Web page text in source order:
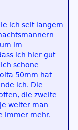
ich seit langem
im
ich hier gut
schöne
50mm hat
ich. Die
die zweite
weiter man
immer mehr.